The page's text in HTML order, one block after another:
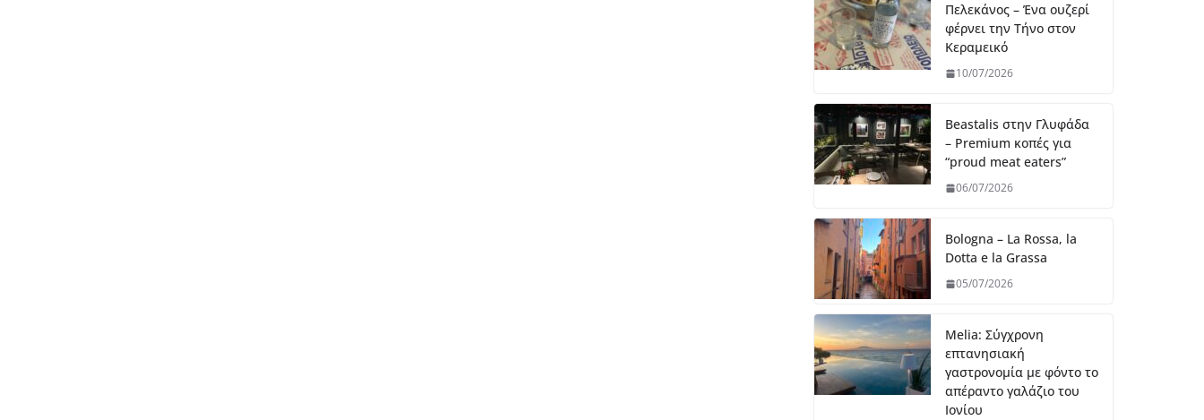
Πελεκάνος – Ένα ουζερί
φέρνει την Τήνο στον
Κεραμεικό
10/07/2026
Beastalis στην Γλυφάδα
– Premium κοπές για
“proud meat eaters”
06/07/2026
Bologna – La Rossa, la
Dotta e la Grassa
05/07/2026
Melia: Σύγχρονη
επτανησιακή
γαστρονομία με φόντο το
απέραντο γαλάζιο του
Ιονίου